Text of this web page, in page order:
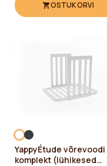
OSTUKORVI
YappyÉtude võrevoodi
komplekt (lühikesed